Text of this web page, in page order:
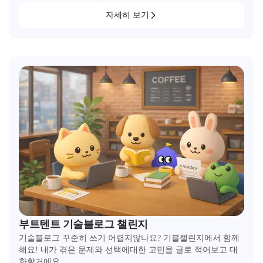
자세히 보기
부트텐트 기술블로그 챌린지
기술블로그 꾸준히 쓰기 어렵지않나요? 기블챌린지에서 함께
해요! 내가 겪은 문제와 선택에대한 고민을 글로 적어보고 대